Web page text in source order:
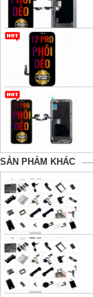
SẢN PHẢM KHÁC